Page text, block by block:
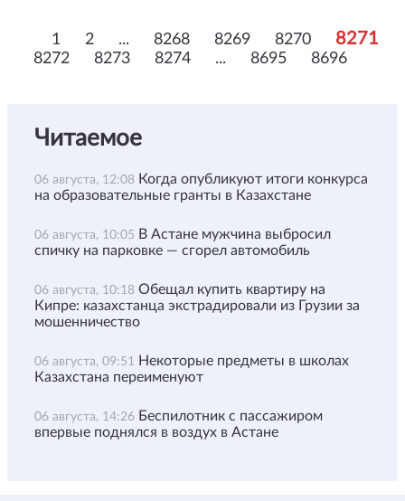
1 2 ... 8268 8269 8270 8271
8272 8273 8274 ... 8695 8696
Читаемое
06 августа, 12:08 Когда опубликуют итоги конкурса
на образовательные гранты в Казахстане
06 августа, 10:05 В Астане мужчина выбросил
спичку на парковке — сгорел автомобиль
06 августа, 10:18 Обещал купить квартиру на
Кипре: казахстанца экстрадировали из Грузии за
мошенничество
06 августа, 09:51
Некоторые предметы в школах
Казахстана переименуют
06 августа, 14:26 Беспилотник с пассажиром
впервые поднялся в воздух в Астане